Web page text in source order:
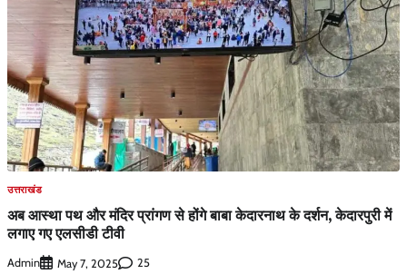
उत्तराखंड
अब आस्था पथ और मंदिर प्रांगण से होंगे बाबा केदारनाथ के दर्शन, केदारपुरी में
लगाए गए एलसीडी टीवी
Admin May 7, 2025 25